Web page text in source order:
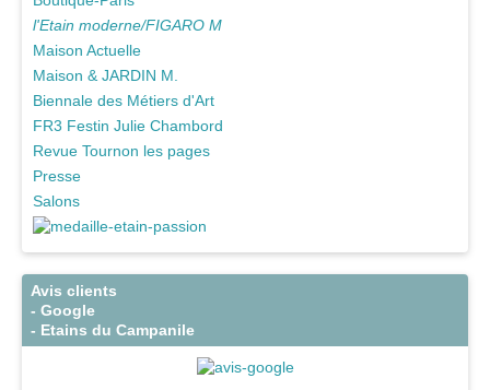
l'Etain moderne/FIGARO M
Maison Actuelle
Maison & JARDIN M.
Biennale des Métiers d'Art
FR3 Festin Julie Chambord
Revue Tournon les pages
Presse
Salons
Avis clients
- Google
- Etains du Campanile